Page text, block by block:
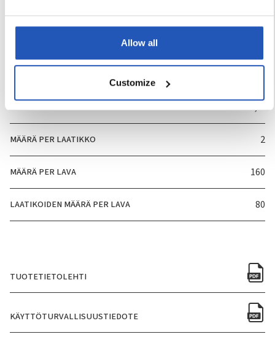
Allow all
Customize
PAKKAUSKOKO 2,5l
MÄÄRÄ PER LAATIKKO 2
MÄÄRÄ PER LAVA 160
LAATIKOIDEN MÄÄRÄ PER LAVA 80
TUOTETIETOLEHTI
KÄYTTÖTURVALLISUUSTIEDOTE